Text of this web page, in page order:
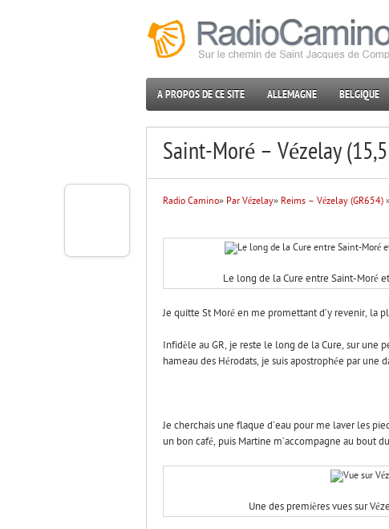
A PROPOS DE CE SITE ALLEMAGNE BELGIQUE
Saint-Moré – Vézelay
Radio Camino» Par Vézelay» Reims – Vézelay (GR654)
Le long de la Cure entre Saint-Moré
Je quitte St Moré en me promettant d’y revenir, la
Infidèle au GR, je reste le long de la Cure, sur une
hameau des Hérodats, je suis apostrophée par une
Je cherchais une flaque d’eau pour me laver les
un bon café, puis Martine m’accompagne au bout
Une des premières vues sur